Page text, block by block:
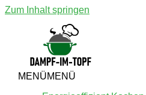
Zum Inhalt springen
MENÜMENÜ